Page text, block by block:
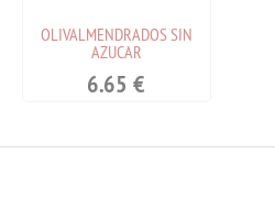
OLIVALMENDRADOS SIN
AZUCAR
6.65 €